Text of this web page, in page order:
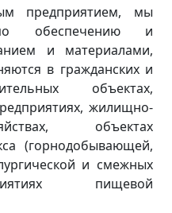
предприятием, мы
обеспечению и
и материалами,
в гражданских и
объектах,
жилищно-
объектах
(горнодобывающей,
и смежных
пищевой